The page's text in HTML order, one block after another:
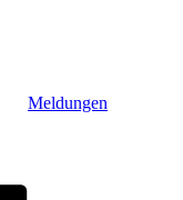
Meldungen